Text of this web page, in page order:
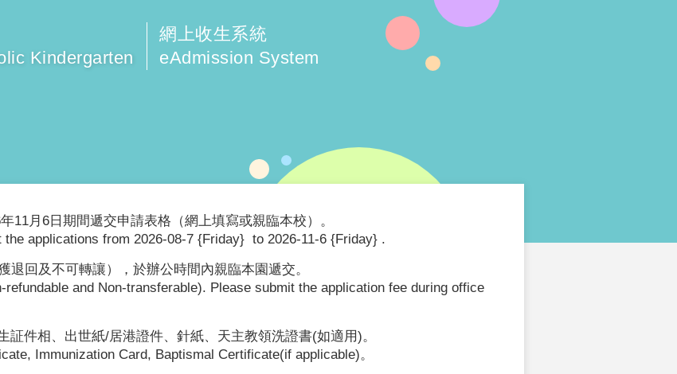
Kindergarten
網上收生系統
eAdmission System
11月6日期間遞交申請表格（網上填寫或親臨本校）。
applications from 2026-08-7 {Friday} to 2026-11-6 {Friday} .
退回及不可轉讓），於辦公時間內親臨本園遞交。
and Non-transferable). Please submit the application fee during office
証件相、出世紙/居港證件、針紙、天主教領洗證書(如適用)。
Immunization Card, Baptismal Certificate(if applicable)。